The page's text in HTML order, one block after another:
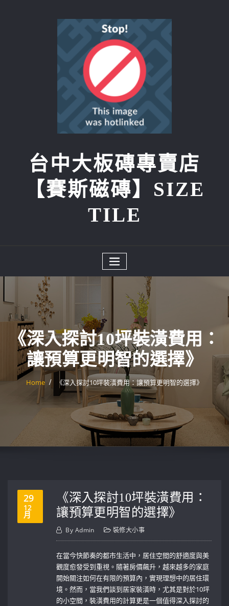
台中大板磚專賣店
【賽斯磁磚】SIZE
TILE
《深入探討10坪裝潢費用：
讓預算更明智的選擇》
Home 《深入探討10坪裝潢費用：讓預算更明智的選擇》
29
12
月
《深入探討10坪裝潢費用：
讓預算更明智的選擇》
By Admin 裝修大小事
在當今快節奏的都市生活中，居住空間的舒適度與美
觀度愈發受到重視。隨著房價飆升，越來越多的家庭
開始關注如何在有限的預算內，實現理想中的居住環
境。然而，當我們談到居家裝潢時，尤其是對於10坪
的小空間，裝潢費用的計算更是一個值得深入探討的